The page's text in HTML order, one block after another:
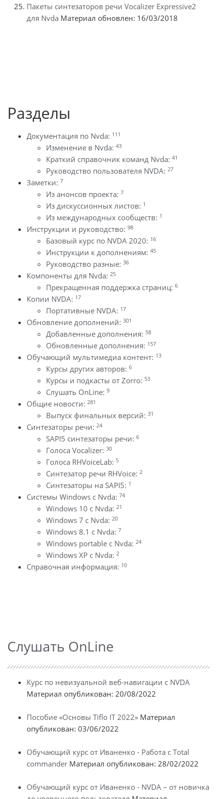
Пакеты синтезаторов речи Vocalizer Expressive2
для Nvda Материал обновлен: 16/03/2018
Разделы
Документация по Nvda: 111
Изменение в Nvda: 43
Краткий справочник команд Nvda: 41
Руководство пользователя NVDA: 27
Заметки: 7
Из анонсов проекта: 7
Из дискуссионных листов: 1
Из международных сообществ: 1
Инструкции и руководство: 98
Базовый курс по NVDA 2020: 16
Инструкции к дополнениям: 45
Руководство разные: 36
Компоненты для Nvda: 25
Прекращенная поддержка страниц: 6
Копии NVDA: 17
Портативные NVDA: 17
Обновление дополнений: 301
Добавленные дополнения: 58
Обновленные дополнения: 157
Обучающий мультимедиа контент: 13
Курсы других авторов: 6
Курсы и подкасты от Zorro: 53
Слушать OnLine: 9
Общие новости: 281
Выпуск финальных версий: 31
Синтезаторы речи: 24
SAPI5 синтезаторы речи: 6
Голоса Vocalizer: 30
Голоса RHVoiceLab: 5
Синтезатор речи RHVoice: 2
Синтезаторы на SAPI5: 1
Системы Windows с Nvda: 74
Windows 10 с Nvda: 21
Windows 7 с Nvda: 20
Windows 8.1 с Nvda: 7
Windows portable с Nvda: 24
Windows XP с Nvda: 2
Справочная информация: 10
Слушать OnLine
Курс по невизуальной веб-навигации с NVDA
Материал опубликован: 20/08/2022
Пособие «Основы Tiflo IT 2022» Материал
опубликован: 03/06/2022
Обучающий курс от Иваненко - Работа с Total
commander Материал опубликован: 28/02/2022
Обучающий курс от Иваненко - NVDA – от новичка